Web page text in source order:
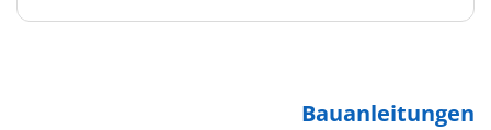
Bauanleitungen